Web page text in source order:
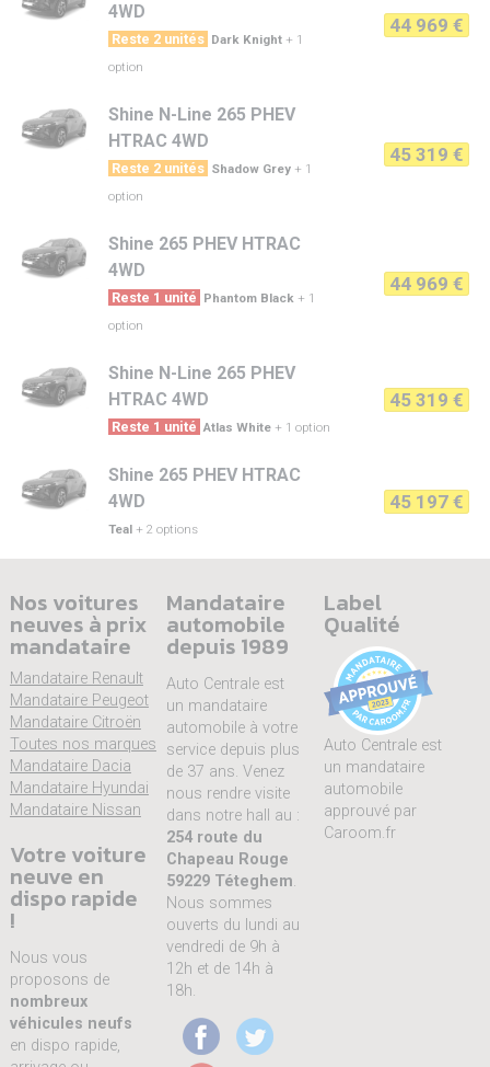
4WD
Reste 2 unités Dark Knight + 1
option
44 969 €
Shine N-Line 265 PHEV
HTRAC 4WD
Reste 2 unités Shadow Grey + 1
option
45 319 €
Shine 265 PHEV HTRAC
4WD
Reste 1 unité Phantom Black + 1
option
44 969 €
Shine N-Line 265 PHEV
HTRAC 4WD
Reste 1 unité Atlas White + 1 option
45 319 €
Shine 265 PHEV HTRAC
4WD
Teal + 2 options
45 197 €
Nos voitures
neuves à prix
mandataire
Mandataire Renault
Mandataire Peugeot
Mandataire Citroën
Toutes nos marques
Mandataire Dacia
Mandataire Hyundai
Mandataire Nissan
Votre voiture
neuve en
dispo rapide
!
Nous vous
proposons de
nombreux
véhicules neufs
en dispo rapide,
Mandataire
automobile
depuis 1989
Auto Centrale est
un mandataire
automobile à votre
service depuis plus
de 37 ans. Venez
nous rendre visite
dans notre hall au :
254 route du
Chapeau Rouge
59229 Téteghem.
Nous sommes
ouverts du lundi au
vendredi de 9h à
12h et de 14h à
18h.
Label
Qualité
Auto Centrale est
un mandataire
automobile
approuvé par
Caroom.fr